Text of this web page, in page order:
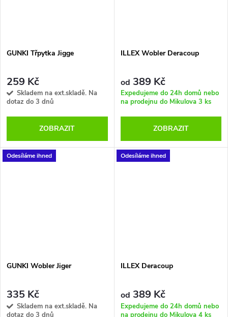
GUNKI Třpytka Jigge
259 Kč
Skladem na ext.skladě. Na
dotaz do 3 dnů
ZOBRAZIT
ILLEX Wobler Deracoup
od 389 Kč
Expedujeme do 24h domů nebo
na prodejnu do Mikulova 3 ks
ZOBRAZIT
Odesíláme ihned
GUNKI Wobler Jiger
335 Kč
Skladem na ext.skladě. Na
dotaz do 3 dnů
Odesíláme ihned
ILLEX Deracoup
od 389 Kč
Expedujeme do 24h domů nebo
na prodejnu do Mikulova 4 ks